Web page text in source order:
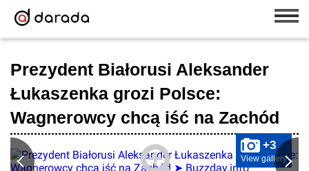
Prezydent Białorusi Aleksander
Łukaszenka grozi Polsce:
Wagnerowcy chcą iść na Zachód
+3
View gallery